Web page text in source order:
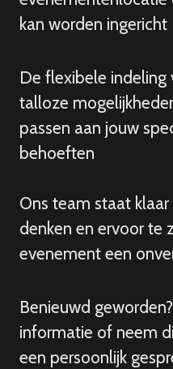
kan worden ingericht
De flexibele
talloze
passen aan jouw
behoeften
Ons team staat
denken en ervoor te
evenement een
Benieuwd
informatie of neem
een persoonlijk